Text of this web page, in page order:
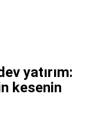
yatırım:
kesenin